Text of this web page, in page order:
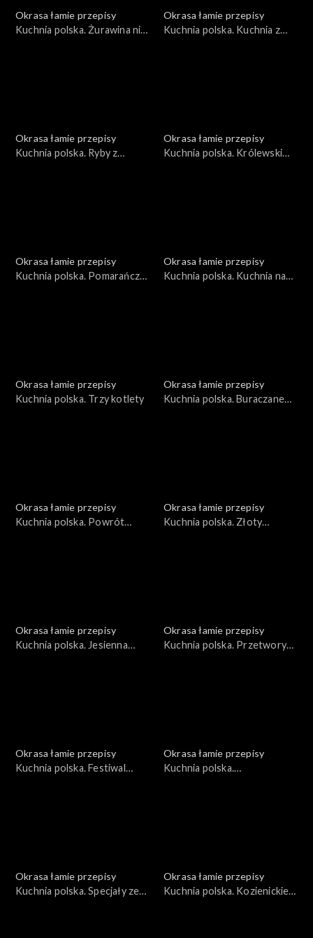
Okrasa łamie przepisy
Kuchnia polska. Żurawina nie
Okrasa łamie przepisy
Kuchnia polska. Kuchnia z
Okrasa łamie przepisy
Kuchnia polska. Ryby z
Okrasa łamie przepisy
Kuchnia polska. Królewski
Okrasa łamie przepisy
Kuchnia polska. Pomarańcze
Okrasa łamie przepisy
Kuchnia polska. Kuchnia na
Okrasa łamie przepisy
Kuchnia polska. Trzy kotlety
Okrasa łamie przepisy
Kuchnia polska. Buraczane
Okrasa łamie przepisy
Kuchnia polska. Powrót
Okrasa łamie przepisy
Kuchnia polska. Złoty
Okrasa łamie przepisy
Kuchnia polska. Jesienna
Okrasa łamie przepisy
Kuchnia polska. Przetwory
Okrasa łamie przepisy
Kuchnia polska. Festiwal
Okrasa łamie przepisy
Kuchnia polska.
Okrasa łamie przepisy
Kuchnia polska. Specjały ze
Okrasa łamie przepisy
Kuchnia polska. Kozienickie